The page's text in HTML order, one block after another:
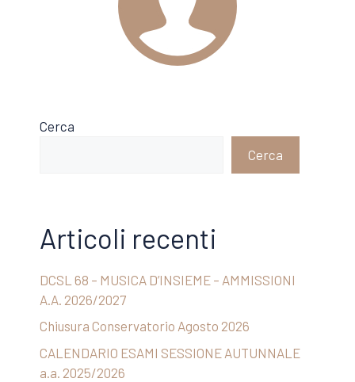
Cerca
Cerca
Articoli recenti
DCSL 68 – MUSICA D’INSIEME – AMMISSIONI
A.A. 2026/2027
Chiusura Conservatorio Agosto 2026
CALENDARIO ESAMI SESSIONE AUTUNNALE
a.a. 2025/2026